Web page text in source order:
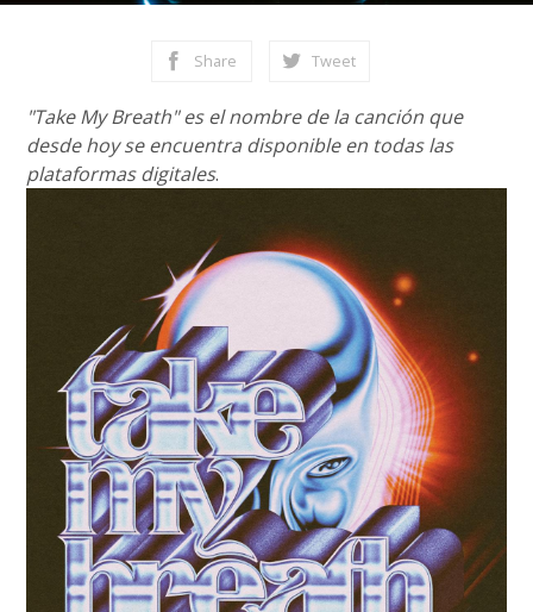
Share Tweet
"Take My Breath" es el nombre de la canción que
desde hoy se encuentra disponible en todas las
plataformas digitales.